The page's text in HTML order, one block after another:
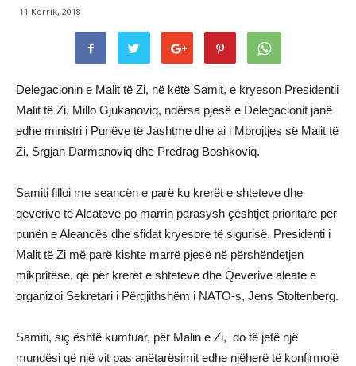
11 Korrik, 2018
Delegacionin e Malit të Zi, në këtë Samit, e kryeson Presidentii
Malit të Zi, Millo Gjukanoviq, ndërsa pjesë e Delegacionit janë
edhe ministri i Punëve të Jashtme dhe ai i Mbrojtjes së Malit të
Zi, Srgjan Darmanoviq dhe Predrag Boshkoviq.
Samiti filloi me seancën e parë ku krerët e shteteve dhe
qeverive të Aleatëve po marrin parasysh çështjet prioritare për
punën e Aleancës dhe sfidat kryesore të sigurisë. Presidenti i
Malit të Zi më parë kishte marrë pjesë në përshëndetjen
mikpritëse, që për krerët e shteteve dhe Qeverive aleate e
organizoi Sekretari i Përgjithshëm i NATO-s, Jens Stoltenberg.
Samiti, siç është kumtuar, për Malin e Zi, do të jetë një
mundësi që një vit pas anëtarësimit edhe njëherë të konfirmojë